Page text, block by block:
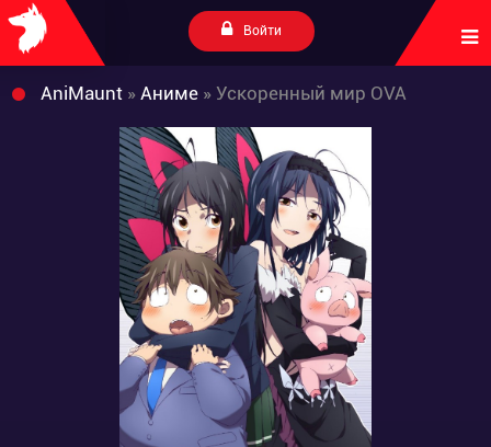
Войти
AniMaunt » Аниме » Ускоренный мир OVA